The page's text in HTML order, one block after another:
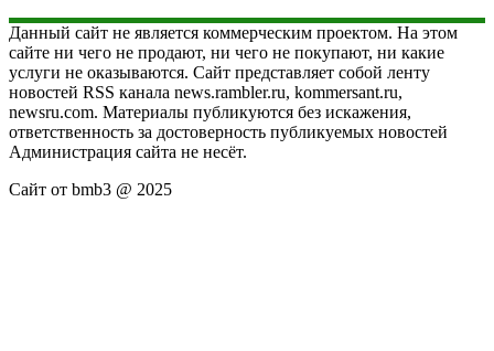
Данный сайт не является коммерческим проектом. На этом
сайте ни чего не продают, ни чего не покупают, ни какие
услуги не оказываются. Сайт представляет собой ленту
новостей RSS канала news.rambler.ru, kommersant.ru,
newsru.com. Материалы публикуются без искажения,
ответственность за достоверность публикуемых новостей
Администрация сайта не несёт.
Сайт от bmb3 @ 2025